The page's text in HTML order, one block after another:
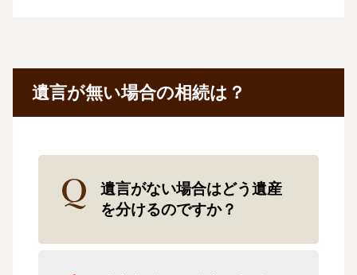
遺言が無い場合の相続は？
遺言がない場合はどう遺産
を分けるのですか？